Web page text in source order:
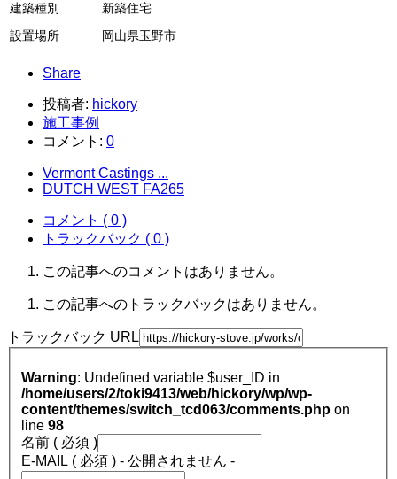
建築種別
新築住宅
設置場所
岡山県玉野市
Share
投稿者: hickory
施工事例
コメント: 0
Vermont Castings ...
DUTCH WEST FA265
コメント ( 0 )
トラックバック ( 0 )
この記事へのコメントはありません。
この記事へのトラックバックはありません。
トラックバック URL
Warning : Undefined variable $user_ID in
/home/users/2/toki9413/web/hickory/wp/wp-
content/themes/switch_tcd063/comments.php on
line 98
名前 ( 必須 )
E-MAIL ( 必須 ) - 公開されません -